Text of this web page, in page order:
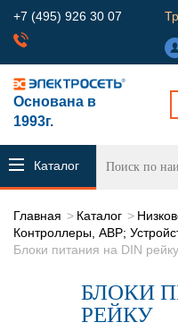
+7 (495) 926 30 07
Основана в
1993г.
Каталог
Главная Каталог
Контроллеры, АВР;
Блоки питания на DIN рейку
БЛОКИ
РЕЙКУ